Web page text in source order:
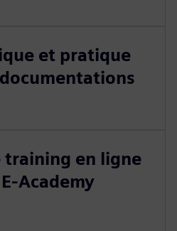
et pratique
training en ligne
Academy